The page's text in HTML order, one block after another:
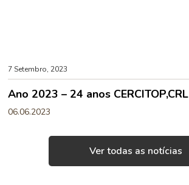
7 Setembro, 2023
Ano 2023 – 24 anos CERCITOP,CRL
06.06.2023
Ver todas as notícias